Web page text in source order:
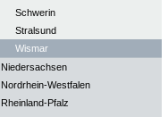
Schwerin
Stralsund
Wismar
Niedersachsen
Nordrhein-Westfalen
Rheinland-Pfalz